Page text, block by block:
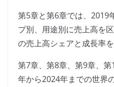
第5章と第6章では、2019
プ別、用途別に売上高を
の売上高シェアと成長率を
第7章、第8章、第9章、
年から2024年までの世界